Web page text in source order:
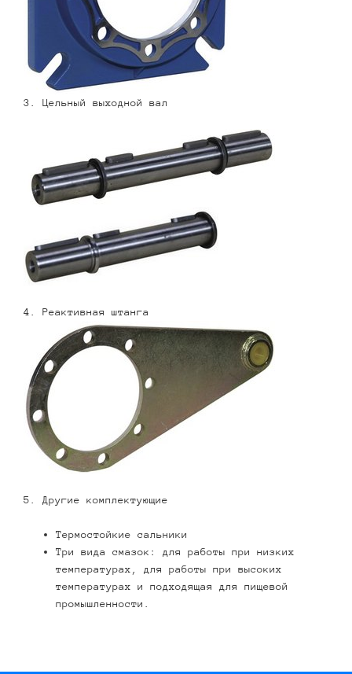
3. Цельный выходной вал
4. Реактивная штанга
5. Другие комплектующие
Термостойкие сальники
Три вида смазок: для работы при низких
температурах, для работы при высоких
температурах и подходящая для пищевой
промышленности.